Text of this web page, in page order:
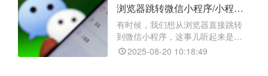
转工具 —— 天天外链，它能轻松实
现微博文章 / 评论跳转微信小程序、
小程序任意页面，甚至是小程序
码。
浏览器跳转微信小程序/小程序任意页面/小程序码的实现方式
有时候，我们想从浏览器直接跳转
到微信小程序，这事儿听起来是不
是有点“高大上”？其实，这事儿一点
2025-08-20 10:18:49